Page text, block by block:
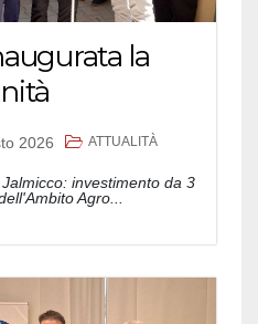
la
2026 ATTUALITÀ
investimento da 3
Agro...